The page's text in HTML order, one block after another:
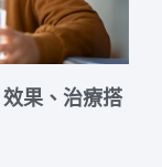
果、治療搭